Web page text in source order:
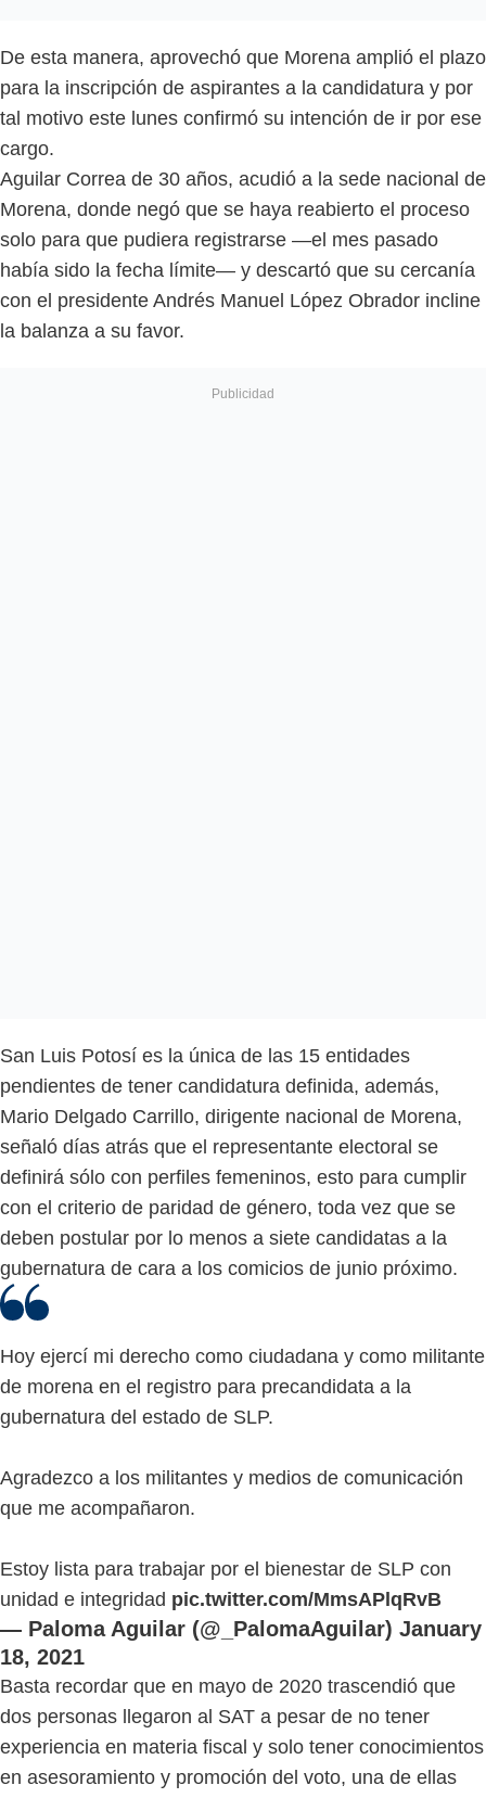
De esta manera, aprovechó que Morena amplió el plazo
para la inscripción de aspirantes a la candidatura y por
tal motivo este lunes confirmó su intención de ir por ese
cargo.
Aguilar Correa de 30 años, acudió a la sede nacional de
Morena, donde negó que se haya reabierto el proceso
solo para que pudiera registrarse —el mes pasado
había sido la fecha límite— y descartó que su cercanía
con el presidente Andrés Manuel López Obrador incline
la balanza a su favor.
San Luis Potosí es la única de las 15 entidades
pendientes de tener candidatura definida, además,
Mario Delgado Carrillo, dirigente nacional de Morena,
señaló días atrás que el representante electoral se
definirá sólo con perfiles femeninos, esto para cumplir
con el criterio de paridad de género, toda vez que se
deben postular por lo menos a siete candidatas a la
gubernatura de cara a los comicios de junio próximo.
Hoy ejercí mi derecho como ciudadana y como militante
de morena en el registro para precandidata a la
gubernatura del estado de SLP.
Agradezco a los militantes y medios de comunicación
que me acompañaron.
Estoy lista para trabajar por el bienestar de SLP con
unidad e integridad pic.twitter.com/MmsAPlqRvB
— Paloma Aguilar (@_PalomaAguilar) January
18, 2021
Basta recordar que en mayo de 2020 trascendió que
dos personas llegaron al SAT a pesar de no tener
experiencia en materia fiscal y solo tener conocimientos
en asesoramiento y promoción del voto, una de ellas